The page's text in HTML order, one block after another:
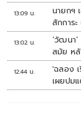
13:09 น.
นายกฯ
สักการะ
2569
13:02 น.
‘วัฒนา
สมัย ห
12:44 น.
'ฉลอง
เผยปม